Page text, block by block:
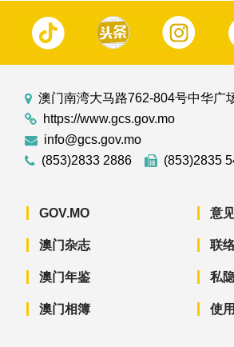
澳门南湾大马路762-804号中华广
https://www.gcs.gov.mo
info@gcs.gov.mo
(853)2833 2886
(853)2835
GOV.MO
澳门杂志
澳门年鉴
澳门相簿
意
联
私
使